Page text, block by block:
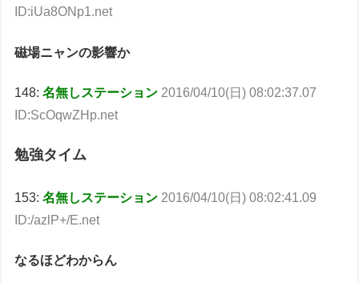
ID:iUa8ONp1.net
磁場ニャンの影響か
148:名無しステーション 2016/04/10(日) 08:02:37.07
ID:ScOqwZHp.net
勉強タイム
153:名無しステーション 2016/04/10(日) 08:02:41.09
ID:/azlP+/E.net
なるほどわからん